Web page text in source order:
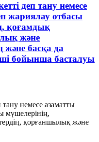
деп тану немесе
жариялау отбасы
қоғамдық
және
басқа да
бойынша басталуы
немесе азаматты
мүшелерінің,
қорғаншылық және